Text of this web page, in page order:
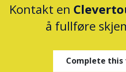
Kontakt en
å fullføre
Complete this